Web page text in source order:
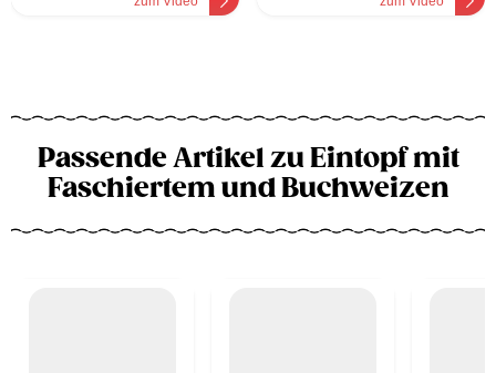
Passende Artikel zu Eintopf mit
Faschiertem und Buchweizen